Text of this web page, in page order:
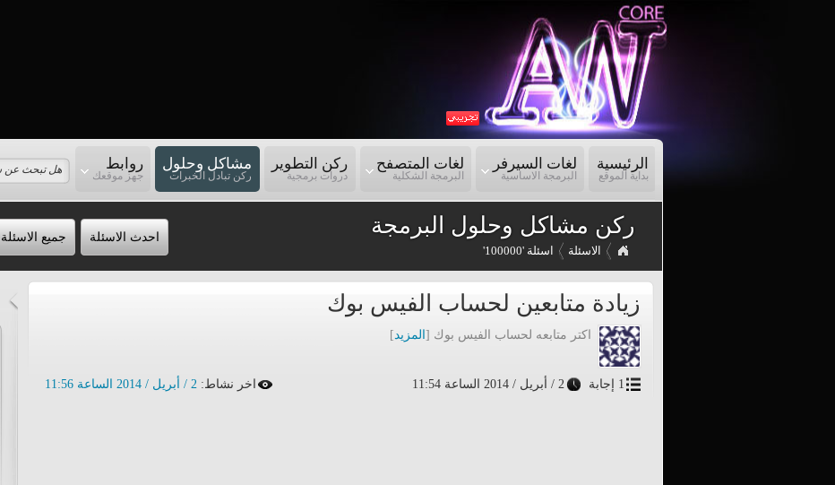
الرئيسية
بداية الموقع
لغات السيرفر
البرمجة الاساسية
لغات المتصفح
البرمجة الشكلية
ركن التطوير
دروات برمجية
مشاكل وحلول
ركن تبادل الخبرات
روابط
جهز موقعك
ركن مشاكل وحلول البرمجة
الاسئلة اسئلة '100000'
جميع الاسئلة احدث الاسئلة
زيادة متابعين لحساب الفيس بوك
اكتر متابعه لحساب الفيس بوك [ المزيد]
1 إجابة 2 / أبريل / 2014 الساعة 11:54 اخر نشاط: 2 / أبريل / 2014 الساعة 11:56